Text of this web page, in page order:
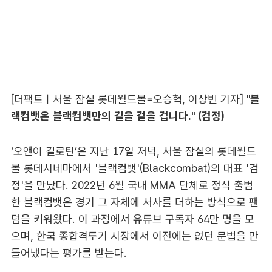
[더팩트｜서울 잠실 롯데월드몰=오승혁, 이상빈 기자] "블
랙컴뱃은 블랙컴뱃만의 길을 걸을 겁니다." (검정)
‘오앤이 길로틴’은 지난 17일 저녁, 서울 잠실의 롯데월드
몰 롯데시네마에서 '블랙컴뱃'(Blackcombat)의 대표 '검
정'을 만났다. 2022년 6월 국내 MMA 단체로 정식 출범
한 블랙컴뱃은 경기 그 자체에 서사를 더하는 방식으로 팬
덤을 키워왔다. 이 과정에서 유튜브 구독자 64만 명을 모
으며, 한국 종합격투기 시장에서 이전에는 없던 문법을 만
들어냈다는 평가를 받는다.